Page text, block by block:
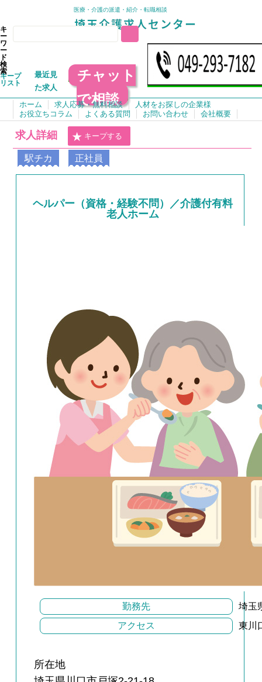
医療・介護の派遣・紹介・転職相談
キ
ー
ワ
ー
ド
検
索
キープ
リスト
最近見
た求人
チャット
で相談
ホーム 求人応募・無料相談
人材をお探しの企業様
お役立ちコラム
よくある質問 お問い合わせ 会社概要
求人詳細 キープする
駅チカ 正社員
ヘルパー（資格・経験不問）／介護付有料
老人ホーム
勤務先
埼玉
アクセス
東川
所在地